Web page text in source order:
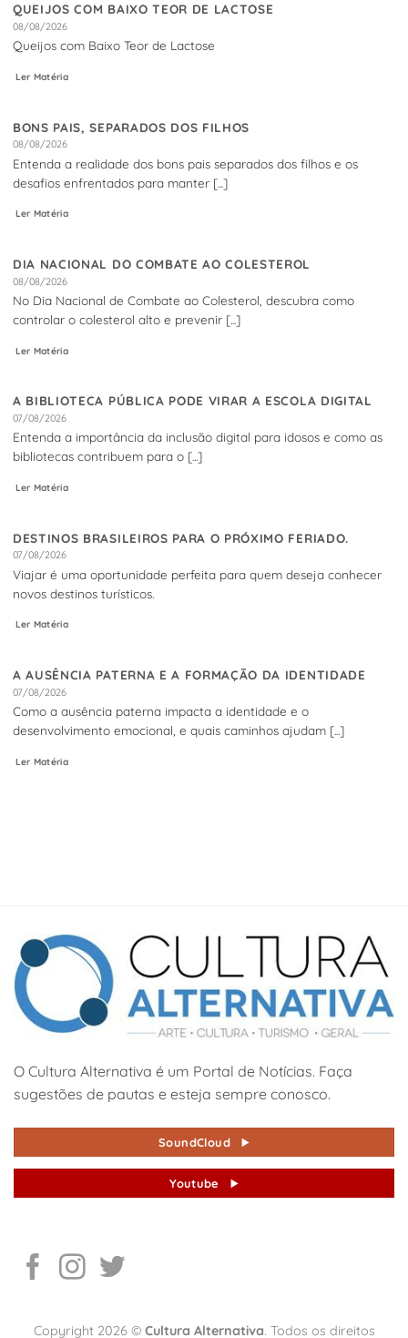
QUEIJOS COM BAIXO TEOR DE LACTOSE
08/08/2026
Queijos com Baixo Teor de Lactose
Ler Matéria
BONS PAIS, SEPARADOS DOS FILHOS
08/08/2026
Entenda a realidade dos bons pais separados dos filhos e os
desafios enfrentados para manter [...]
Ler Matéria
DIA NACIONAL DO COMBATE AO COLESTEROL
08/08/2026
No Dia Nacional de Combate ao Colesterol, descubra como
controlar o colesterol alto e prevenir [...]
Ler Matéria
A BIBLIOTECA PÚBLICA PODE VIRAR A ESCOLA DIGITAL
07/08/2026
Entenda a importância da inclusão digital para idosos e como as
bibliotecas contribuem para o [...]
Ler Matéria
DESTINOS BRASILEIROS PARA O PRÓXIMO FERIADO.
07/08/2026
Viajar é uma oportunidade perfeita para quem deseja conhecer
novos destinos turísticos.
Ler Matéria
A AUSÊNCIA PATERNA E A FORMAÇÃO DA IDENTIDADE
07/08/2026
Como a ausência paterna impacta a identidade e o
desenvolvimento emocional, e quais caminhos ajudam [...]
Ler Matéria
O Cultura Alternativa é um Portal de Notícias. Faça
sugestões de pautas e esteja sempre conosco.
SoundCloud
Youtube
Copyright 2026 © Cultura Alternativa. Todos os direitos